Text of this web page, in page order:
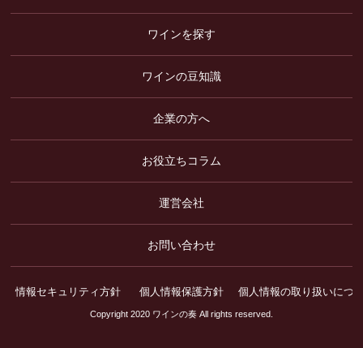
ワインを探す
ワインの豆知識
企業の方へ
お役立ちコラム
運営会社
お問い合わせ
情報セキュリティ方針 個人情報保護方針 個人情報の取り扱いにつ
Copyright 2020 ワインの奏 All rights reserved.